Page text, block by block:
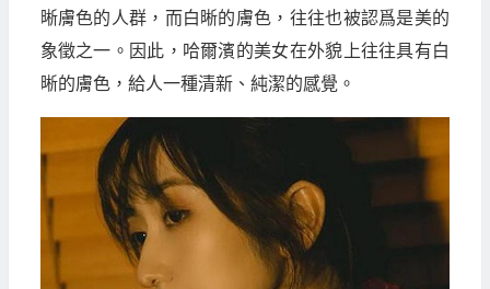
晰膚色的人群，而白晰的膚色，往往也被認爲是美的
象徵之一。因此，哈爾濱的美女在外貌上往往具有白
晰的膚色，給人一種清新、純潔的感覺。